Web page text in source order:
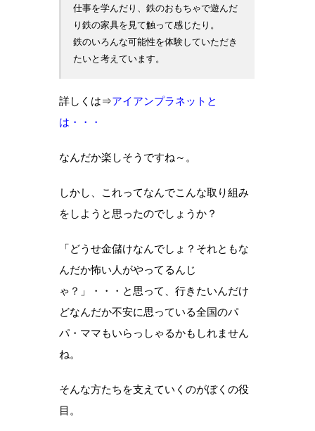
仕事を学んだり、鉄のおもちゃで遊んだ
り鉄の家具を見て触って感じたり。
鉄のいろんな可能性を体験していただき
たいと考えています。
詳しくは⇒アイアンプラネットと
は・・・
なんだか楽しそうですね～。
しかし、これってなんでこんな取り組み
をしようと思ったのでしょうか？
「どうせ金儲けなんでしょ？それともな
んだか怖い人がやってるんじ
ゃ？」・・・と思って、行きたいんだけ
どなんだか不安に思っている全国のパ
パ・ママもいらっしゃるかもしれません
ね。
そんな方たちを支えていくのがぼくの役
目。